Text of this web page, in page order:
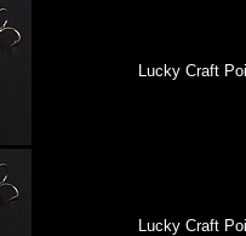
Lucky Craft
Lucky Craft